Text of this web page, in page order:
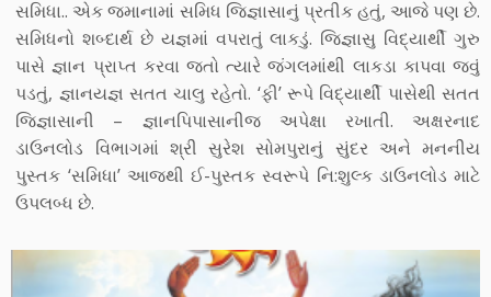
સમિધા.. એક જમાનામાં સમિધ જિજ્ઞાસાનું પ્રતીક હતું, આજે પણ છે.
સમિધનો શબ્દાર્થ છે યજ્ઞમાં વપરાતું લાકડું. જિજ્ઞાસુ વિદ્યાર્થી ગુરુ
પાસે જ્ઞાન પ્રાપ્ત કરવા જતો ત્યારે જંગલમાંથી લાકડા કાપવા જવું
પડતું, જ્ઞાનયજ્ઞ સતત ચાલુ રહેતો. ‘ફી’ રૂપે વિદ્યાર્થી પાસેથી સતત
જિજ્ઞાસાની – જ્ઞાનપિપાસાનીજ અપેક્ષા રખાતી. અક્ષરનાદ
ડાઉનલોડ વિભાગમાં શ્રી સુરેશ સોમપુરાનું સુંદર અને મનનીય
પુસ્તક ‘સમિધા’ આજથી ઈ-પુસ્તક સ્વરૂપે નિ:શુલ્ક ડાઉનલોડ માટે
ઉપલબ્ધ છે.